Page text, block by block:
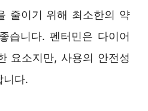
줄이기 위해 최소한의 약
습니다. 펜터민은 다이어
요소지만, 사용의 안전성
니다.